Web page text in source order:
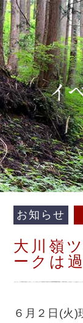
お知らせ
大川嶺
ークは
６月２日(火)